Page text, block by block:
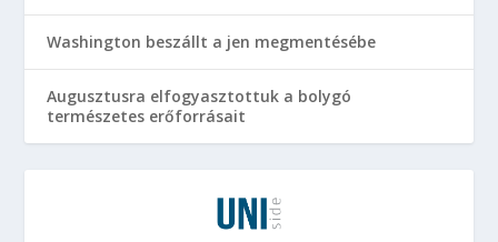
Washington beszállt a jen megmentésébe
Augusztusra elfogyasztottuk a bolygó
természetes erőforrásait